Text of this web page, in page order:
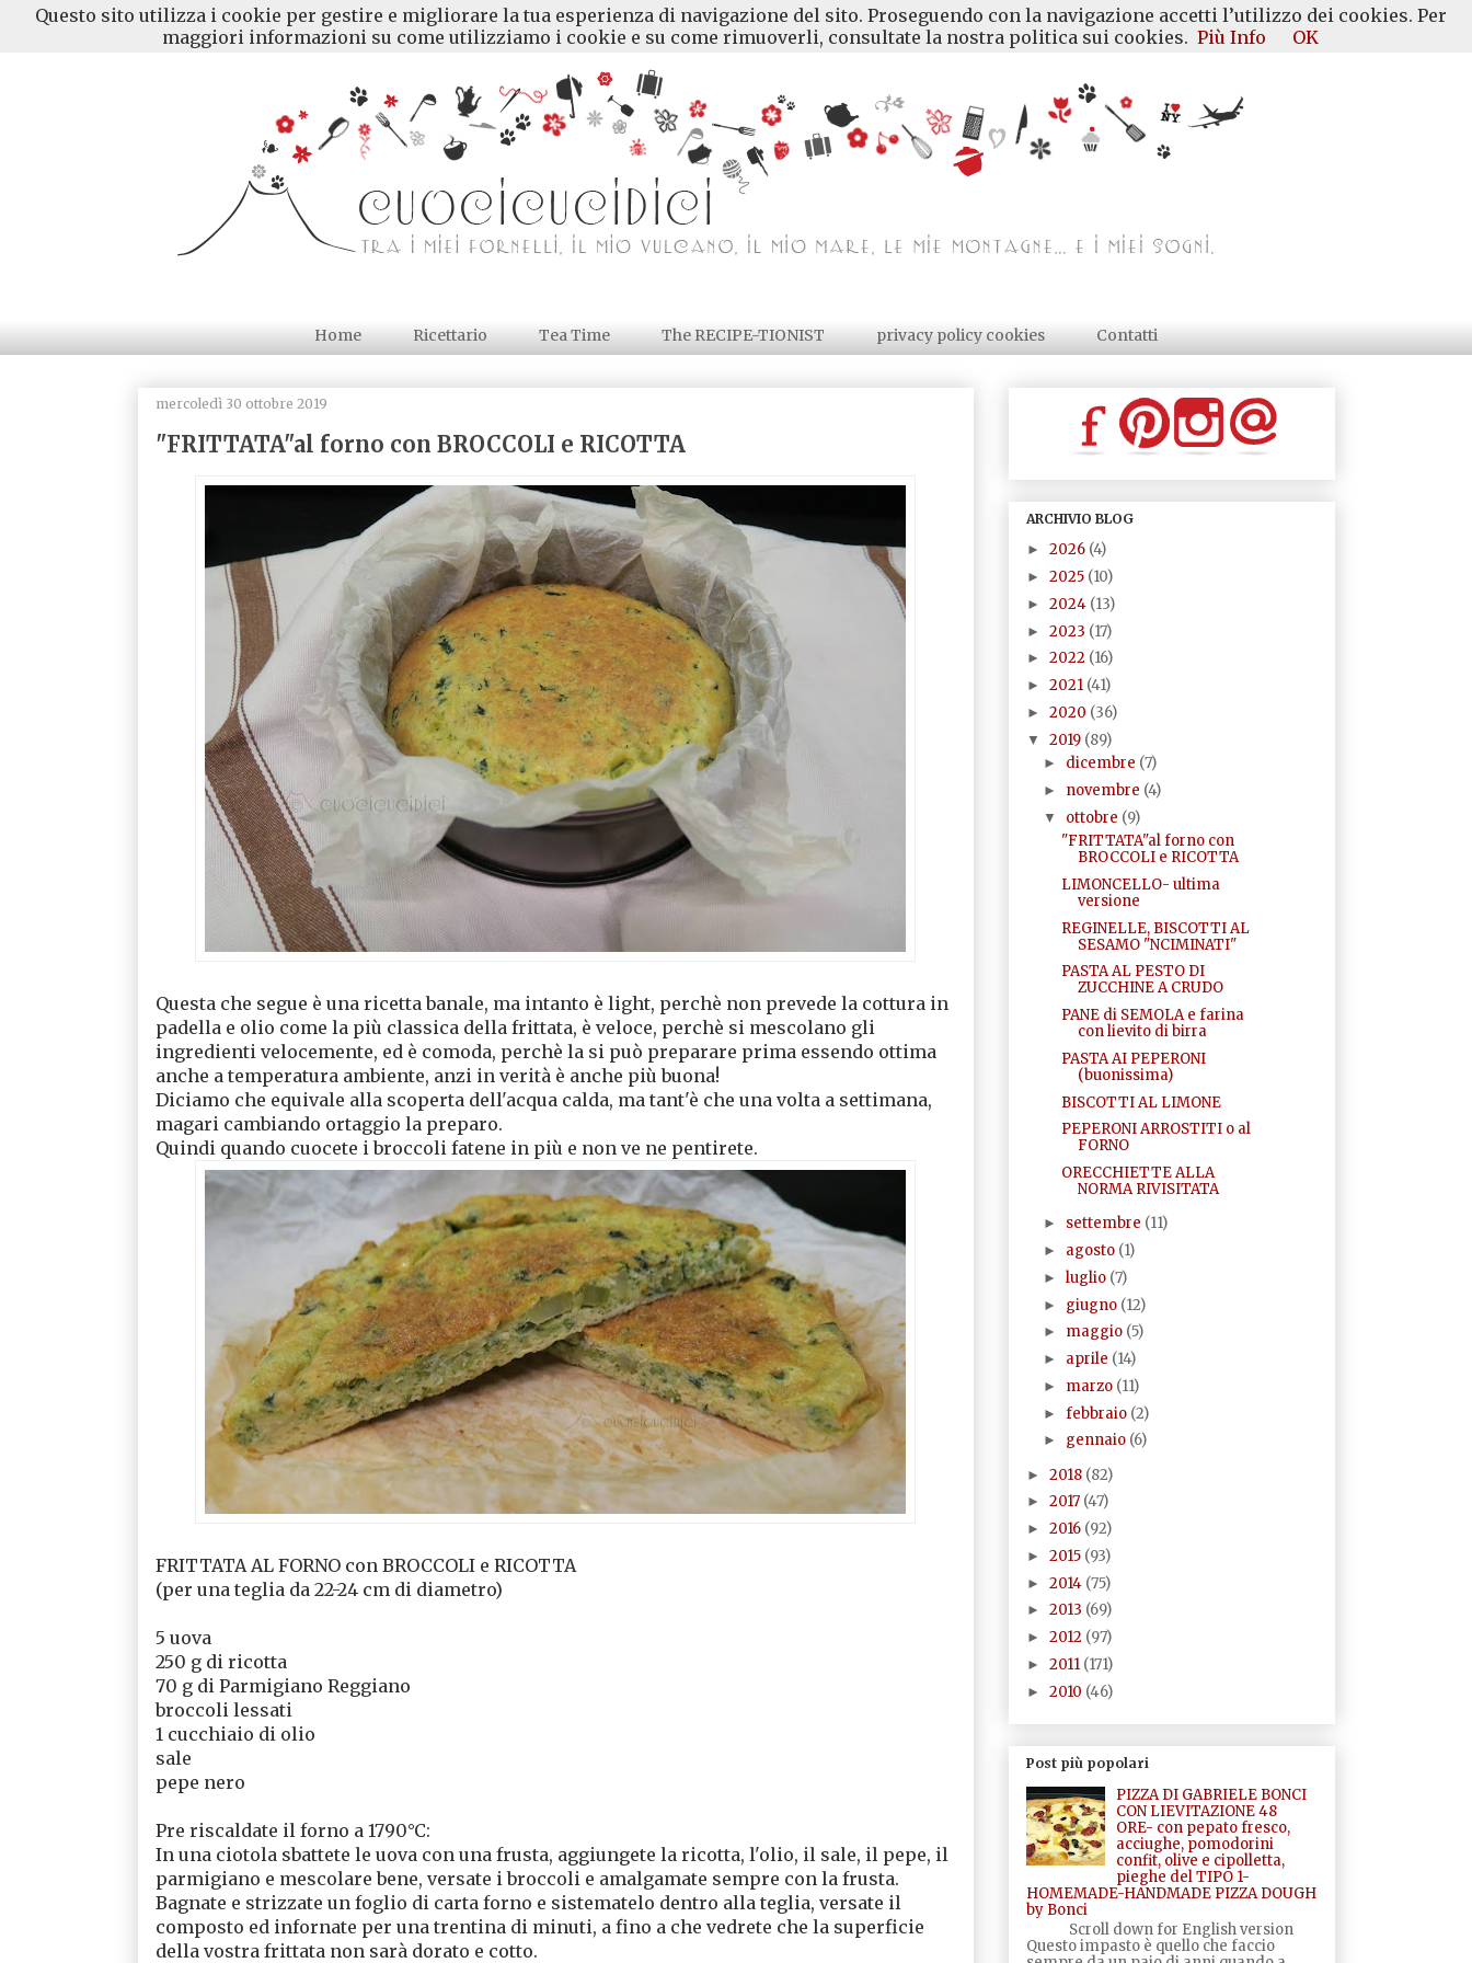
Home Ricettario Tea Time The RECIPE-TIONIST privacy policy cookies Contatti
mercoledì 30 ottobre 2019
"FRITTATA"al forno con BROCCOLI e RICOTTA
Questa che segue è una ricetta banale, ma intanto è light, perchè non prevede la cottura in
padella e olio come la più classica della frittata, è veloce, perchè si mescolano gli
ingredienti velocemente, ed è comoda, perchè la si può preparare prima essendo ottima
anche a temperatura ambiente, anzi in verità è anche più buona!
Diciamo che equivale alla scoperta dell'acqua calda, ma tant'è che una volta a settimana,
magari cambiando ortaggio la preparo.
Quindi quando cuocete i broccoli fatene in più e non ve ne pentirete.
FRITTATA AL FORNO con BROCCOLI e RICOTTA
(per una teglia da 22-24 cm di diametro)
5 uova
250 g di ricotta
70 g di Parmigiano Reggiano
broccoli lessati
1 cucchiaio di olio
sale
pepe nero
Pre riscaldate il forno a 1790°C:
In una ciotola sbattete le uova con una frusta, aggiungete la ricotta, l'olio, il sale, il pepe, il
parmigiano e mescolare bene, versate i broccoli e amalgamate sempre con la frusta.
Bagnate e strizzate un foglio di carta forno e sistematelo dentro alla teglia, versate il
composto ed infornate per una trentina di minuti, a fino a che vedrete che la superficie
della vostra frittata non sarà dorato e cotto.
ARCHIVIO BLOG
► 2026 (4)
► 2025 (10)
► 2024 (13)
► 2023 (17)
► 2022 (16)
► 2021 (41)
► 2020 (36)
▼ 2019 (89)
► dicembre (7)
► novembre (4)
▼ ottobre (9)
"FRITTATA"al forno con
BROCCOLI e RICOTTA
LIMONCELLO- ultima
versione
REGINELLE, BISCOTTI AL
SESAMO "NCIMINATI"
PASTA AL PESTO DI
ZUCCHINE A CRUDO
PANE di SEMOLA e farina
con lievito di birra
PASTA AI PEPERONI
(buonissima)
BISCOTTI AL LIMONE
PEPERONI ARROSTITI o al
FORNO
ORECCHIETTE ALLA
NORMA RIVISITATA
► settembre (11)
► agosto (1)
► luglio (7)
► giugno (12)
► maggio (5)
► aprile (14)
► marzo (11)
►febbraio (2)
► gennaio (6)
► 2018 (82)
► 2017 (47)
► 2016 (92)
► 2015 (93)
► 2014 (75)
► 2013 (69)
► 2012 (97)
► 2011 (171)
► 2010 (46)
Post più popolari
PIZZA DI GABRIELE BONCI
CON LIEVITAZIONE 48
ORE- con pepato fresco,
acciughe, pomodorini
confit, olive e cipolletta,
pieghe del TIPO 1-
HOMEMADE-HANDMADE PIZZA DOUGH
by Bonci
Scroll down for English version
Questo impasto è quello che faccio
Questo sito utilizza i cookie per gestire e migliorare la tua esperienza di navigazione del sito. Proseguendo con la navigazione accetti l’utilizzo dei cookies. Per
maggiori informazioni su come utilizziamo i cookie e su come rimuoverli, consultate la nostra politica sui cookies. Più Info OK